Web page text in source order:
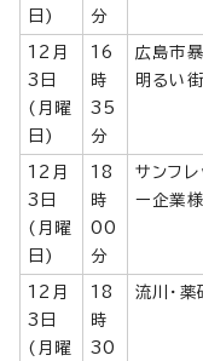
日)
分
12月
3日
(月曜
日)
16
時
35
分
広島市
明るい
12月
3日
(月曜
日)
18
時
00
分
サンフ
ー企業
12月
3日
(月曜
18
時
30
流川・